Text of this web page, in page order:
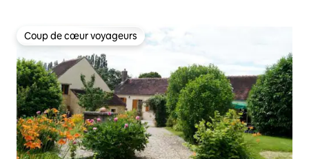
Coup de cœur voyageurs
Coup de cœur voyageurs